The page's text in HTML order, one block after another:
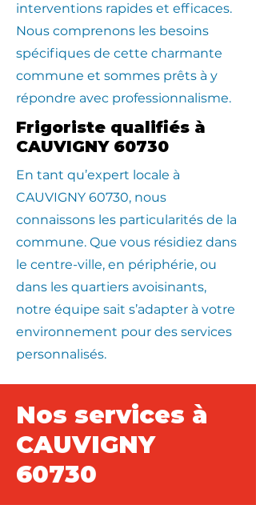
interventions rapides et efficaces.
Nous comprenons les besoins
spécifiques de cette charmante
commune et sommes prêts à y
répondre avec professionnalisme.
Frigoriste qualifiés à
CAUVIGNY 60730
En tant qu’expert locale à
CAUVIGNY 60730, nous
connaissons les particularités de la
commune. Que vous résidiez dans
le centre-ville, en périphérie, ou
dans les quartiers avoisinants,
notre équipe sait s’adapter à votre
environnement pour des services
personnalisés.
Nos services à
CAUVIGNY
60730